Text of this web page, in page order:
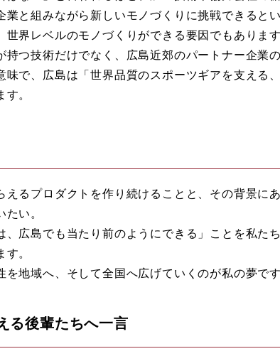
と組みながら新しいモノづくりに挑戦できると
界レベルのモノづくりができる要因でもあります
つ技術だけでなく、広島近郊のパートナー企業
で、広島は「世界品質のスポーツギアを支える
。
るプロダクトを作り続けることと、その背景に
い。
広島でも当たり前のようにできる」ことを私た
。
地域へ、そして全国へ広げていくのが私の夢です
る後輩たちへ一言